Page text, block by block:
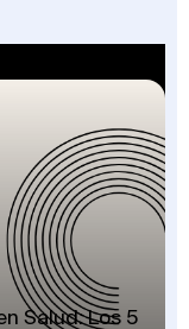
Salud: Los 5